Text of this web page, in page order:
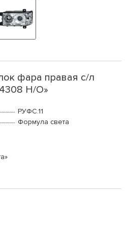
фара правая с/л
Н/О»
РУФС.11
Формула света